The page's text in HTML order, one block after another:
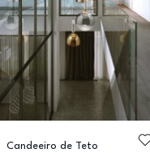
Candeeiro de Teto